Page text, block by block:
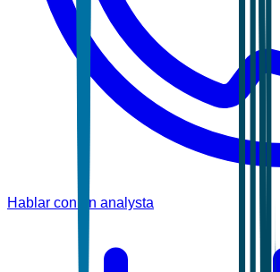
Hablar con un analysta